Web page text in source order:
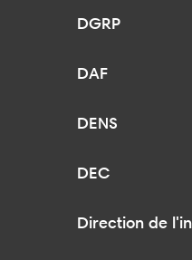
DGRP
DAF
DENS
DEC
Direction de